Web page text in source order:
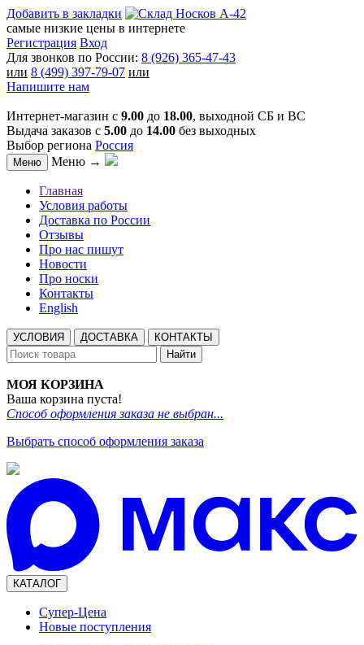
Добавить в закладки
самые низкие цены в интернете
Регистрация Вход
Для звонков по России: 8 (926) 365-47-43
или 8 (499) 397-79-07 или
Напишите нам
Интернет-магазин с 9.00 до 18.00, выходной СБ и ВС
Выдача заказов с 5.00 до 14.00 без выходных
Выбор региона Россия
Меню Меню →
Главная
Условия работы
Доставка по России
Отзывы
Про нас пишут
Новости
Про носки
Контакты
English
УСЛОВИЯ ДОСТАВКА
КОНТАКТЫ
Найти
МОЯ КОРЗИНА
Ваша корзина пуста!
Способ оформления заказа не выбран...
Выбрать способ оформления заказа
КАТАЛОГ
Супер-Цена
Новые поступления